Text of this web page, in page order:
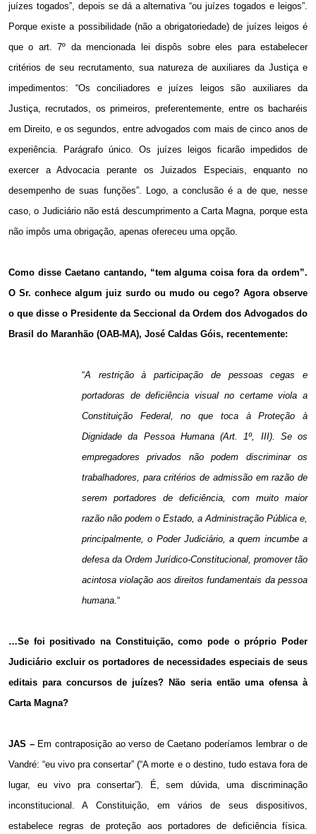
juízes togados”, depois se dá a alternativa “ou juízes togados e leigos”.
Porque existe a possibilidade (não a obrigatoriedade) de juízes leigos é
que o art. 7º da mencionada lei dispôs sobre eles para estabelecer
critérios de seu recrutamento, sua natureza de auxiliares da Justiça e
impedimentos: “Os conciliadores e juízes leigos são auxiliares da
Justiça, recrutados, os primeiros, preferentemente, entre os bacharéis
em Direito, e os segundos, entre advogados com mais de cinco anos de
experiência. Parágrafo único. Os juízes leigos ficarão impedidos de
exercer a Advocacia perante os Juizados Especiais, enquanto no
desempenho de suas funções”. Logo, a conclusão é a de que, nesse
caso, o Judiciário não está descumprimento a Carta Magna, porque esta
não impôs uma obrigação, apenas ofereceu uma opção.
Como disse Caetano cantando, “tem alguma coisa fora da ordem”.
O Sr. conhece algum juiz surdo ou mudo ou cego? Agora observe
o que disse o Presidente da Seccional da Ordem dos Advogados do
Brasil do Maranhão (OAB-MA), José Caldas Góis, recentemente:
“A restrição à participação de pessoas cegas e
portadoras de deficiência visual no certame viola a
Constituição Federal, no que toca à Proteção à
Dignidade da Pessoa Humana (Art. 1º, III). Se os
empregadores privados não podem discriminar os
trabalhadores, para critérios de admissão em razão de
serem portadores de deficiência, com muito maior
razão não podem o Estado, a Administração Pública e,
principalmente, o Poder Judiciário, a quem incumbe a
defesa da Ordem Jurídico-Constitucional, promover tão
acintosa violação aos direitos fundamentais da pessoa
humana.“
…Se foi positivado na Constituição, como pode o próprio Poder
Judiciário excluir os portadores de necessidades especiais de seus
editais para concursos de juízes? Não seria então uma ofensa à
Carta Magna?
JAS –Em contraposição ao verso de Caetano poderíamos lembrar o de
Vandré: “eu vivo pra consertar” (“A morte e o destino, tudo estava fora de
lugar, eu vivo pra consertar”). É, sem dúvida, uma discriminação
inconstitucional. A Constituição, em vários de seus dispositivos,
estabelece regras de proteção aos portadores de deficiência física.